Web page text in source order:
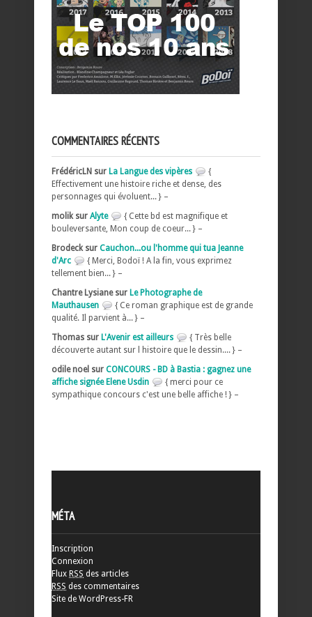
COMMENTAIRES RÉCENTS
FrédéricLN sur La Langue des vipères
{
Effectivement une histoire riche et dense, des
personnages qui évoluent... } –
molik sur Alyte
{ Cette bd est magnifique et
bouleversante, Mon coup de coeur... } –
Brodeck sur Cauchon...ou l'homme qui tua Jeanne
d'Arc
{ Merci, Bodoï ! A la fin, vous exprimez
tellement bien... } –
Chantre Lysiane sur Le Photographe de
Mauthausen
{ Ce roman graphique est de grande
qualité. Il parvient à... } –
Thomas sur L'Avenir est ailleurs
{ Très belle
découverte autant sur l histoire que le dessin.... } –
odile noel sur CONCOURS - BD à Bastia : gagnez une
affiche signée Elene Usdin
{ merci pour ce
sympathique concours c'est une belle affiche ! } –
MÉTA
Inscription
Connexion
Flux RSS des articles
RSS des commentaires
Site de WordPress-FR